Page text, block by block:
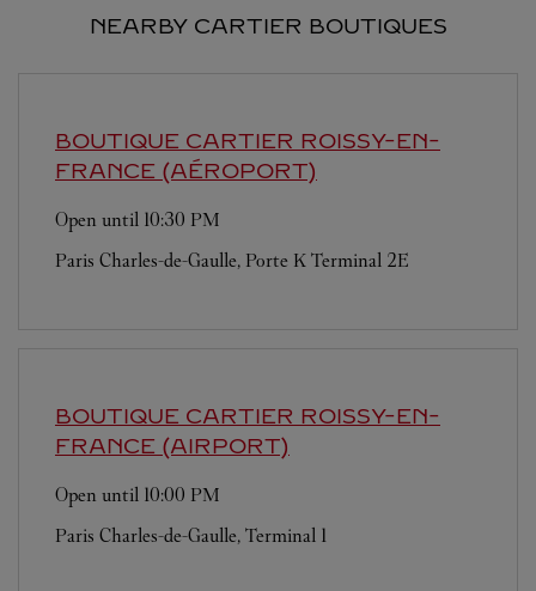
NEARBY CARTIER BOUTIQUES
BOUTIQUE CARTIER ROISSY-EN-
FRANCE (AÉROPORT)
Open until 10:30 PM
Paris Charles-de-Gaulle, Porte K Terminal 2E
BOUTIQUE CARTIER ROISSY-EN-
FRANCE (AIRPORT)
Open until 10:00 PM
Paris Charles-de-Gaulle, Terminal 1